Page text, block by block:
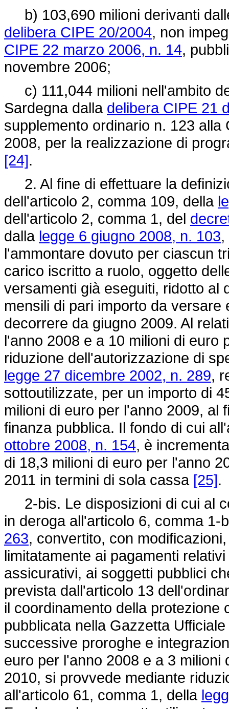
b) 103,690 milioni derivanti
delibera CIPE 20/2004, non
CIPE 22 marzo 2006, n. 14,
novembre 2006;
c) 111,044 milioni nell'ambito
Sardegna dalla delibera CIPE 21
supplemento ordinario n. 123
2008, per la realizzazione di
[24].
2. Al fine di effettuare la
dell'articolo 2, comma 109, della
dell'articolo 2, comma 1, del
dalla legge 6 giugno 2008, n. 103,
l'ammontare dovuto per ciascun
carico iscritto a ruolo, oggetto
versamenti già eseguiti, ridotto al
mensili di pari importo da
decorrere da giugno 2009. Al
l'anno 2008 e a 10 milioni di euro
riduzione dell'autorizzazione di
legge 27 dicembre 2002, n. 289,
sottoutilizzate, per un importo di
milioni di euro per l'anno 2009, al
finanza pubblica. Il fondo di cui
ottobre 2008, n. 154, è
di 18,3 milioni di euro per l'anno
2011 in termini di sola cassa [25].
2-bis. Le disposizioni di cui al
in deroga all'articolo 6, comma 1-
263, convertito, con
limitatamente ai pagamenti
assicurativi, ai soggetti pubblici
prevista dall'articolo 13
il coordinamento della protezione
pubblicata nella Gazzetta
successive proroghe e
euro per l'anno 2008 e a 3
2010, si provvede mediante
all'articolo 61, comma 1, della